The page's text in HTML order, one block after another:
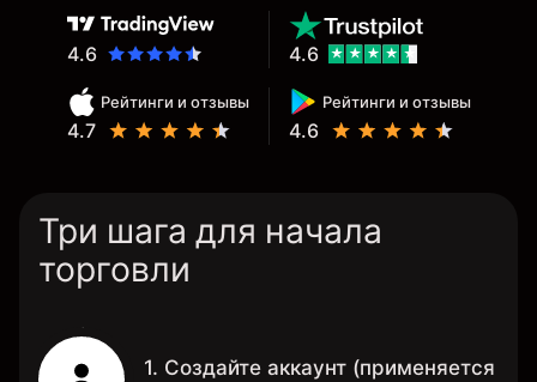
4.6
Рейтинги и отзывы
4.7
Рейтинги и отзывы
4.6
4.6
Три шага для начала
торговли
1. Создайте аккаунт (применяется